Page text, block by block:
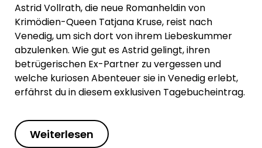
Astrid Vollrath, die neue Romanheldin von
Krimödien-Queen Tatjana Kruse, reist nach
Venedig, um sich dort von ihrem Liebeskummer
abzulenken. Wie gut es Astrid gelingt, ihren
betrügerischen Ex-Partner zu vergessen und
welche kuriosen Abenteuer sie in Venedig erlebt,
erfährst du in diesem exklusiven Tagebucheintrag.
Weiterlesen